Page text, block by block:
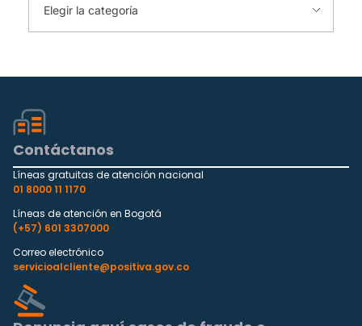
Contáctanos
Líneas gratuitas de atención nacional
01 8000 11 1170
Líneas de atención en Bogotá
(+57) 601 3307000
Correo electrónico
servicioalcliente@positiva.gov.co